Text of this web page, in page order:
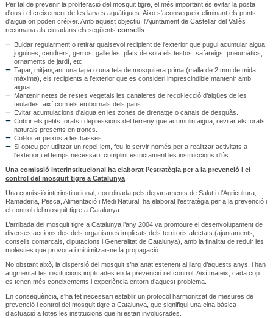
Per tal de prevenir la proliferació del mosquit tigre, el més important és evitar la posta
d'ous i el creixement de les larves aquàtiques. Això s'aconsegueix eliminant els punts
d'aigua on poden créixer. Amb aquest objectiu, l'Ajuntament de Castellar del Vallès
recomana als ciutadans els següents consells:
Buidar regularment o retirar qualsevol recipient de l'exterior que pugui acumular aigua:
joguines, cendrers, gerros, galledes, plats de sota els testos, safareigs, pneumàtics,
ornaments de jardí, etc.
Tapar, mitjançant una tapa o una tela de mosquitera prima (malla de 2 mm de mida
màxima), els recipients a l’exterior que es consideri imprescindible mantenir amb
aigua.
Mantenir netes de restes vegetals les canaleres de recol·lecció d’aigües de les
teulades, així com els embornals dels patis.
Evitar acumulacions d'aigua en les zones de drenatge o canals de desguàs.
Cobrir els petits forats i depressions del terreny que acumulin aigua, i evitar els forats
naturals presents en troncs.
Col·locar peixos a les basses.
Si opteu per utilitzar un repel·lent, feu-lo servir només per a realitzar activitats a
l'exterior i el temps necessari, complint estrictament les instruccions d'ús.
Una comissió interinstitucional ha elaborat l’estratègia per a la prevenció i el
control del mosquit tigre a Catalunya
Una comissió interinstitucional, coordinada pels departaments de Salut i d’Agricultura,
Ramaderia, Pesca, Alimentació i Medi Natural, ha elaborat l’estratègia per a la prevenció i
el control del mosquit tigre a Catalunya.
L’arribada del mosquit tigre a Catalunya l’any 2004 va promoure el desenvolupament de
diverses accions des dels organismes implicats dels territoris afectats (ajuntaments,
consells comarcals, diputacions i Generalitat de Catalunya), amb la finalitat de reduir les
molèsties que provoca i minimitzar-ne la propagació.
No obstant això, la dispersió del mosquit s’ha anat estenent al llarg d’aquests anys, i han
augmentat les institucions implicades en la prevenció i el control. Així mateix, cada cop
es tenen més coneixements i experiència entorn d’aquest problema.
En conseqüència, s'ha fet necessari establir un protocol harmonitzat de mesures de
prevenció i control del mosquit tigre a Catalunya, que signifiqui una eina bàsica
d’actuació a totes les institucions que hi estan involucrades.